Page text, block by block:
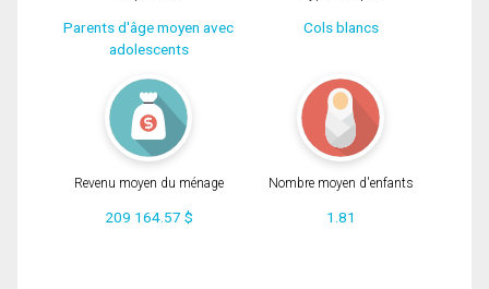
Parents d'âge moyen avec
adolescents
Cols blancs
Revenu moyen du ménage
209 164.57 $
Nombre moyen d'enfants
1.81